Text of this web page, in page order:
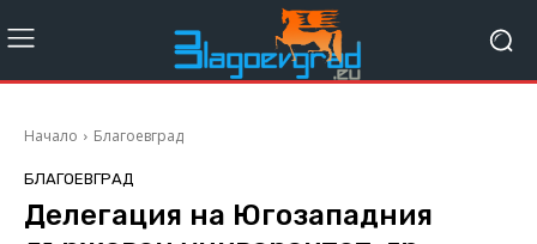
Начало Благоевград
БЛАГОЕВГРАД
Делегация на Югозападния